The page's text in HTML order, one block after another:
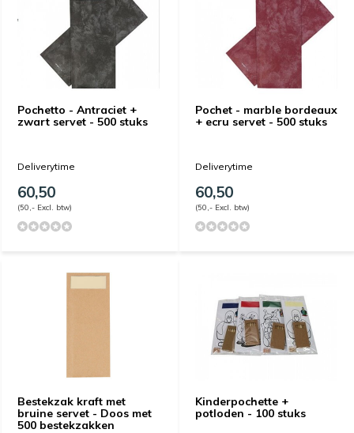
Pochetto - Antraciet +
zwart servet - 500 stuks
Deliverytime
60,50
(50,- Excl. btw)
Pochet - marble bordeaux
+ ecru servet - 500 stuks
Deliverytime
60,50
(50,- Excl. btw)
Bestekzak kraft met
bruine servet - Doos met
500 bestekzakken
Kinderpochette +
potloden - 100 stuks